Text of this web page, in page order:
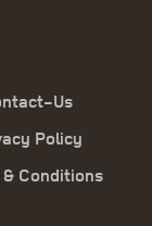
Us
Policy
Conditions